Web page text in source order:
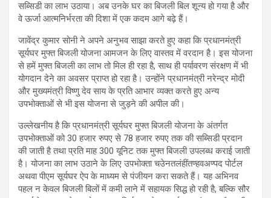
सब्सिडी का लाभ उठाया। अब उनके घर का बिजली बिल शून्य हो गया है और
वे ऊर्जा आत्मनिर्भरता की दिशा में एक कदम आगे बढ़े हैं।
जावेंद्र कुमार सोनी ने अपने अनुभव साझा करते हुए कहा कि प्रधानमंत्री
सूर्यघर मुफ्त बिजली योजना आमजन के लिए वास्तव में वरदान है। इस योजना
से हमें मुफ्त बिजली का लाभ तो मिल ही रहा है, साथ ही पर्यावरण संरक्षण में भी
योगदान देने का अवसर प्राप्त हो रहा है। उन्होंने प्रधानमंत्री नरेन्द्र मोदी
और मुख्यमंत्री विष्णु देव साय के प्रति आभार व्यक्त करते हुए अन्य
उपभोक्ताओं से भी इस योजना से जुड़ने की अपील की।
उल्लेखनीय है कि प्रधानमंत्री सूर्यघर मुफ्त बिजली योजना के अंतर्गत
उपभोक्ताओं को 30 हजार रुपए से 78 हजार रुपए तक की सब्सिडी प्रदान
की जाती है तथा प्रति माह 300 यूनिट तक मुफ्त बिजली उपलब्ध कराई जाती
है। योजना का लाभ उठाने के लिए उपभोक्ता चउेनतलंहींतण्हवअण्पद पोर्टल
अथवा पीएम सूर्यघर ऐप के माध्यम से पंजीयन करा सकते हैं। यह अभिनव
पहल न केवल बिजली बिलों में कमी लाने में सहायक सिद्ध हो रही है, बल्कि सौर